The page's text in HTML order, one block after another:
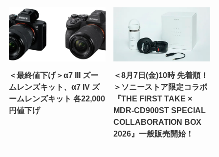
＜最終値下げ＞α7 III ズー
ムレンズキット、α7 IV ズ
ームレンズキット 各22,000
円値下げ
＜8月7日(金)10時 先着順！
＞ソニーストア限定コラボ
『THE FIRST TAKE ×
MDR-CD900ST SPECIAL
COLLABORATION BOX
2026』一般販売開始！